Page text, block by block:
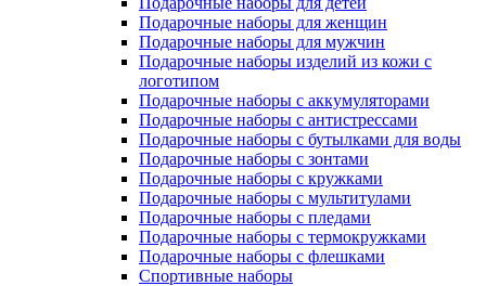
Подарочные наборы для женщин
Подарочные наборы для мужчин
Подарочные наборы изделий из кожи с
логотипом
Подарочные наборы с аккумуляторами
Подарочные наборы с антистрессами
Подарочные наборы с бутылками для воды
Подарочные наборы с зонтами
Подарочные наборы с кружками
Подарочные наборы с мультитулами
Подарочные наборы с пледами
Подарочные наборы с термокружками
Подарочные наборы с флешками
Спортивные наборы